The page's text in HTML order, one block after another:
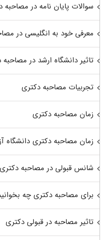
سوالات پایان نامه در مصاحبه
معرفی خود به انگلیسی در
تاثیر دانشگاه ارشد در
تجربیات مصاحبه دکتری
زمان مصاحبه دکتری
زمان مصاحبه دکتری دانشگاه
شانس قبولی در مصاحبه دکتری
برای مصاحبه دکتری چه
تاثیر مصاحبه در قبولی دکتری